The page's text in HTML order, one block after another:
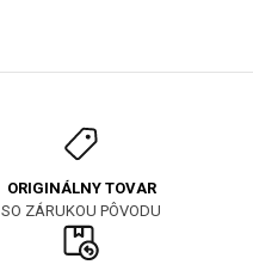
ORIGINÁLNY TOVAR
SO ZÁRUKOU PÔVODU